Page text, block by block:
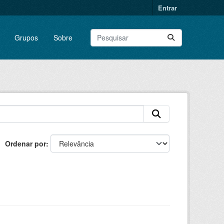
Entrar
Grupos Sobre
Ordenar por